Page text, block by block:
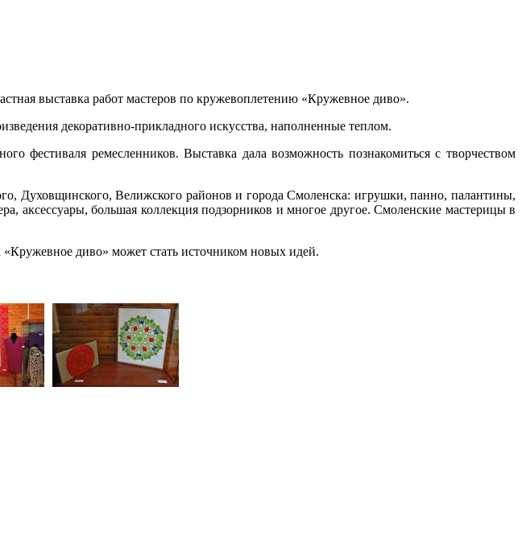
выставка работ мастеров по кружевоплетению «Кружевное диво».
декоративно-прикладного искусства, наполненные теплом.
фестиваля ремесленников. Выставка дала возможность познакомиться с творчеством
Духовщинского, Велижского районов и города Смоленска: игрушки, панно, палантины,
аксессуары, большая коллекция подзорников и многое другое. Смоленские мастерицы в
диво» может стать источником новых идей.